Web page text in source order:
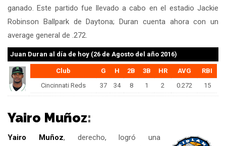
ganado. Este partido fue llevado a cabo en el estadio Jackie
Robinson Ballpark de Daytona; Duran cuenta ahora con un
average general de .272.
Juan Duran al día de hoy (26 de Agosto del año 2016)
Club G H 2B 3B HR AVG
RBI
Cincinnati Reds
37 34 8 1 2 0.272 15
Yairo Muñoz:
Yairo Muñoz, derecho, logró una